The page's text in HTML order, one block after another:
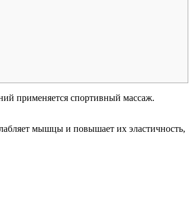
применяется спортивный массаж.
мышцы и повышает их эластичность,